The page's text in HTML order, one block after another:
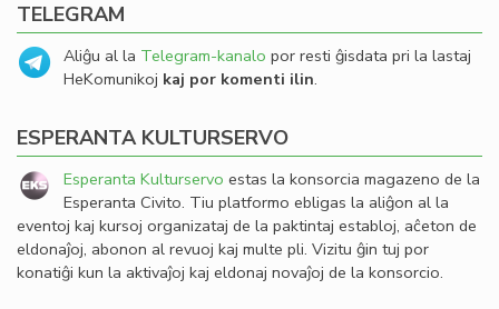
TELEGRAM
Aliĝu al la Telegram-kanalo por resti ĝisdata pri la lastaj
HeKomunikoj kaj por komenti ilin.
ESPERANTA KULTURSERVO
Esperanta Kulturservo estas la konsorcia magazeno de la
Esperanta Civito. Tiu platformo ebligas la aliĝon al la
eventoj kaj kursoj organizataj de la paktintaj establoj, aĉeton de
eldonaĵoj, abonon al revuoj kaj multe pli. Vizitu ĝin tuj por
konatiĝi kun la aktivaĵoj kaj eldonaj novaĵoj de la konsorcio.